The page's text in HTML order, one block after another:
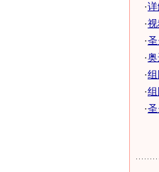
·
·
·
·
·
·
·